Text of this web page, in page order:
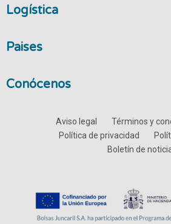
Logística
Paises
Conócenos
Aviso legal
Términos y
Política de privacidad
Boletín de